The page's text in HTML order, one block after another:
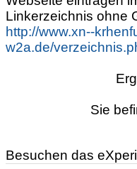
Linkerzeichnis ohne
http://www.xn--
w2a.de/
Sie
Besuchen das